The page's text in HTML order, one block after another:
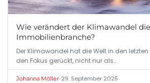
Wie verändert der Klimawandel die
Immobilienbranche?
Der Klimawandel hat die Welt in den
den Fokus gerückt, nicht nur als…
Johanna Möller•29. September 2025